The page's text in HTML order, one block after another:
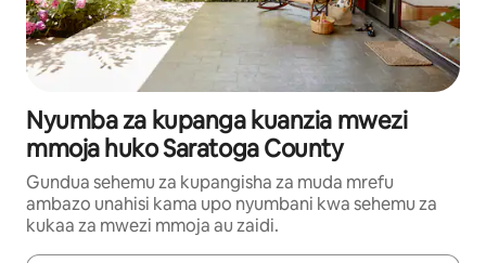
Nyumba za kupanga kuanzia mwezi
mmoja huko Saratoga County
Gundua sehemu za kupangisha za muda mrefu
ambazo unahisi kama upo nyumbani kwa sehemu za
kukaa za mwezi mmoja au zaidi.